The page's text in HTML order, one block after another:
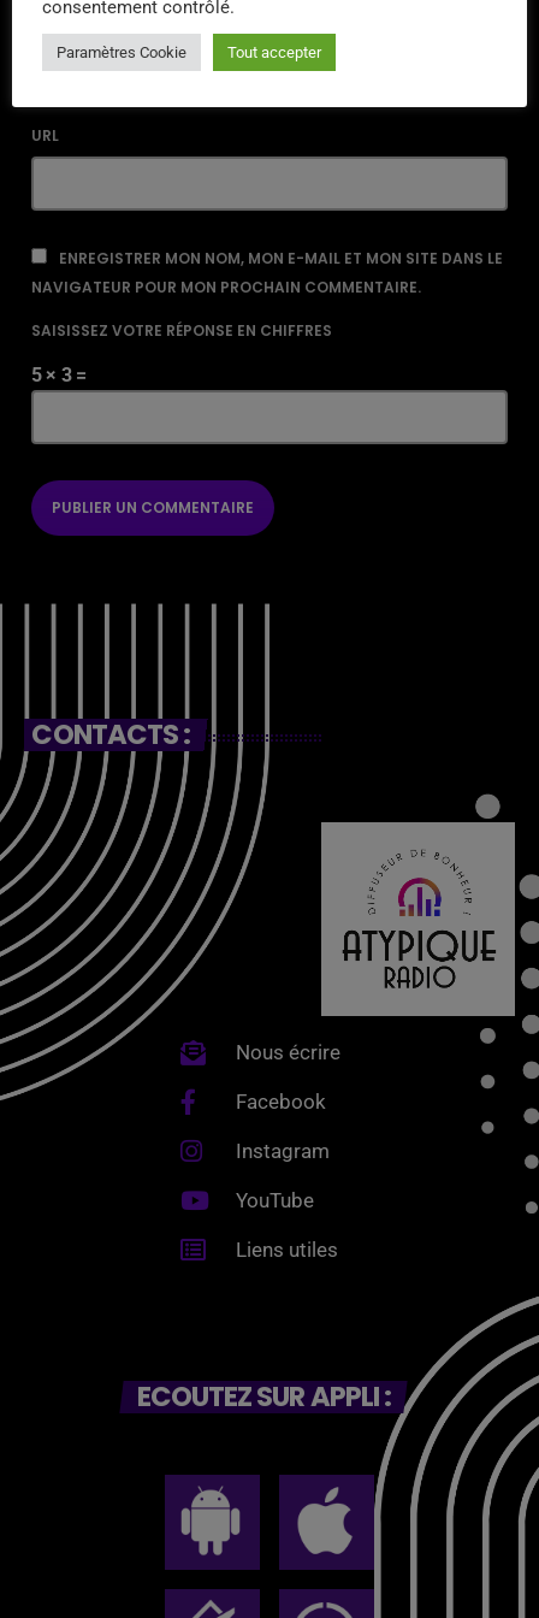
URL
ENREGISTRER MON NOM, MON E-MAIL ET MON SITE DANS LE
NAVIGATEUR POUR MON PROCHAIN COMMENTAIRE.
SAISISSEZ VOTRE RÉPONSE EN CHIFFRES
5 × 3 =
CONTACTS :
Nous écrire
Facebook
Instagram
YouTube
Liens utiles
ECOUTEZ SUR APPLI :
consentement contrôlé.
Paramètres Cookie Tout accepter